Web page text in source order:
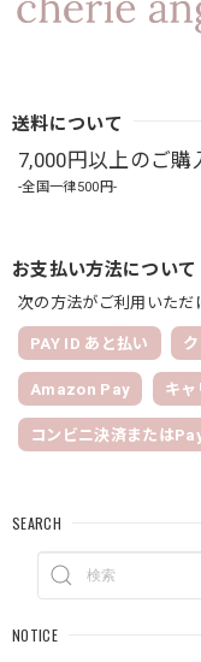
送料について
7,000円以上のご購
-全国一律500円-
お支払い方法について
次の方法がご利用いただ
PAY ID あと払い
Amazon Pay キャ
コンビニ決済または
SEARCH
NOTICE